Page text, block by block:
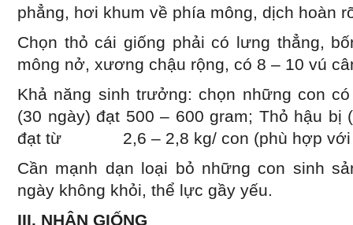
phẳng, hơi khum về phía mông, dịch hoàn
Chọn thỏ cái giống phải có lưng thẳng,
mông nở, xương chậu rộng, có 8 – 10 vú
Khả năng sinh trưởng: chọn những con
(30 ngày) đạt 500 – 600 gram; Thỏ hậu bị
đạt từ 2,6 – 2,8 kg/ con (phù hợp với
Cần mạnh dạn loại bỏ những con sinh
ngày không khỏi, thể lực gầy yếu.
III. NHÂN GIỐNG